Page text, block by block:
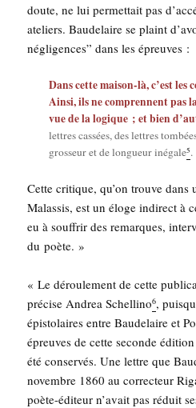
doute, ne lui per­met­tait pas
ate­liers. Bau­de­laire se plaint
négli­gences” dans les épreuves :
Dans cette mai­son-là, c’est
Ain­si, ils ne com­prennent pas
vue de la logique ; et bien
lettres cas­sées, des lettres
gros­seur et de lon­gueur inégale5.
Cette cri­tique, qu’on trouve dans
Malas­sis, est un éloge indi­rect à
eu à souf­frir des remarques,
du poète. »
« Le dérou­le­ment de cette
pré­cise Andrea Schel­li­no6,
épis­to­laires entre Bau­de­laire et
épreuves de cette seconde
été conser­vés. Une lettre que
novembre 1860 au cor­rec­teur
poète-édi­teur n’avait pas réduit